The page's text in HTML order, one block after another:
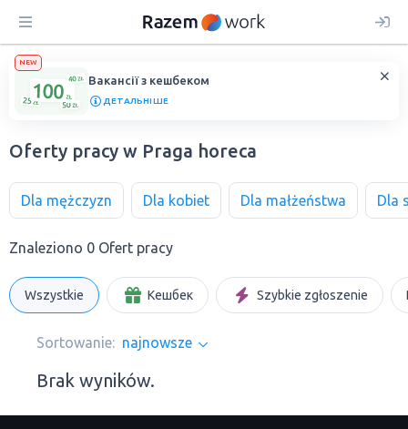
NEW
Вакансії з кешбеком
ДЕТАЛЬНІШЕ
Oferty pracy w Praga horeca
Dla mężczyzn Dla kobiet Dla małżeństwa Dla
Znaleziono 0 Ofert pracy
Wszystkie Кешбек Szybkie zgłoszenie
Sortowanie: najnowsze
Brak wyników.